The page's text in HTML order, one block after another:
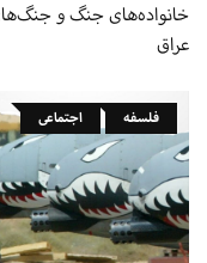
خانواده‌های جنگ و جنگ‌های
عراق
فلسفه اجتماعی